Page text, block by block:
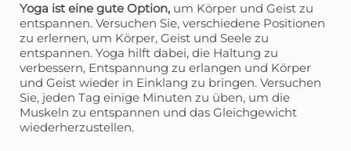
Yoga ist eine gute Option, um Körper und Geist zu
entspannen. Versuchen Sie, verschiedene Positionen
zu erlernen, um Körper, Geist und Seele zu
entspannen. Yoga hilft dabei, die Haltung zu
verbessern, Entspannung zu erlangen und Körper
und Geist wieder in Einklang zu bringen. Versuchen
Sie, jeden Tag einige Minuten zu üben, um die
Muskeln zu entspannen und das Gleichgewicht
wiederherzustellen.